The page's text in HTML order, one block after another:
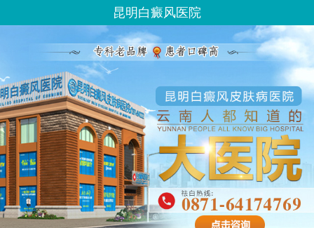
昆明白癜风医院